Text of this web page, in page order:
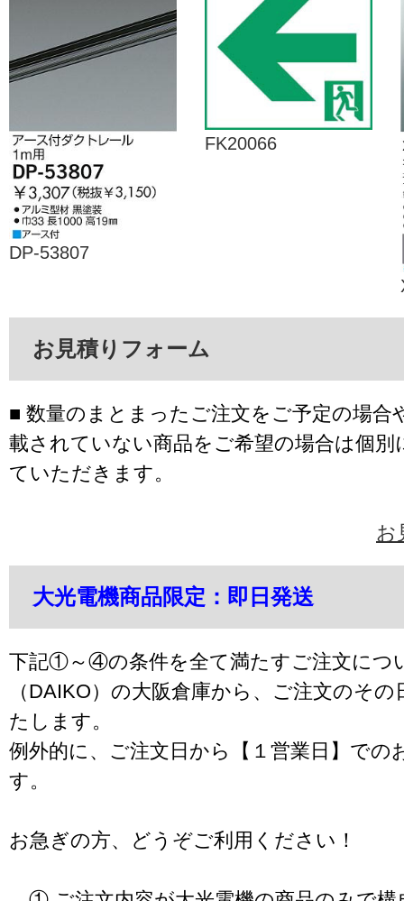
DP-53807
FK20066
お見積りフォーム
■ 数量のまとまったご注文をご予定の場合
載されていない商品をご希望の場合は個別
ていただきます。
お
大光電機商品限定：即日発送
下記①～④の条件を全て満たすご注文につ
（DAIKO）の大阪倉庫から、ご注文のそ
たします。
例外的に、ご注文日から【１営業日】での
す。
お急ぎの方、どうぞご利用ください！